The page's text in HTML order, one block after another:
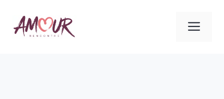
contenu